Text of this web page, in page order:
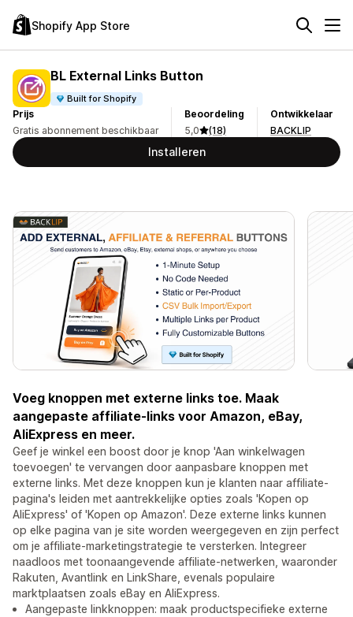
Shopify App Store
BL External Links Button
Built for Shopify
Prijs
Gratis abonnement beschikbaar
Beoordeling
5,0
(18)
Ontwikkelaar
BACKLIP
Installeren
Voeg knoppen met externe links toe. Maak
aangepaste affiliate-links voor Amazon, eBay,
AliExpress en meer.
Geef je winkel een boost door je knop 'Aan winkelwagen
toevoegen' te vervangen door aanpasbare knoppen met
externe links. Met deze knoppen kun je klanten naar affiliate-
pagina's leiden met aantrekkelijke opties zoals 'Kopen op
AliExpress' of 'Kopen op Amazon'. Deze externe links kunnen
op elke pagina van je site worden weergegeven en zijn perfect
om je affiliate-marketingstrategie te versterken. Integreer
naadloos met toonaangevende affiliate-netwerken, waaronder
Rakuten, Avantlink en LinkShare, evenals populaire
marktplaatsen zoals eBay en AliExpress.
Aangepaste linkknoppen: maak productspecifieke externe